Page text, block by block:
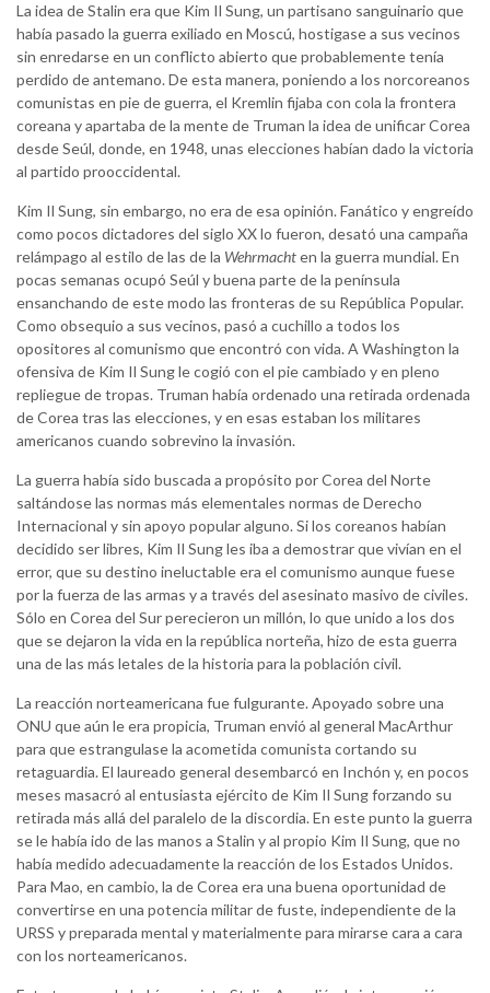
La idea de Stalin era que Kim Il Sung, un partisano sanguinario que
había pasado la guerra exiliado en Moscú, hostigase a sus vecinos
sin enredarse en un conflicto abierto que probablemente tenía
perdido de antemano. De esta manera, poniendo a los norcoreanos
comunistas en pie de guerra, el Kremlin fijaba con cola la frontera
coreana y apartaba de la mente de Truman la idea de unificar Corea
desde Seúl, donde, en 1948, unas elecciones habían dado la victoria
al partido prooccidental.
Kim Il Sung, sin embargo, no era de esa opinión. Fanático y engreído
como pocos dictadores del siglo XX lo fueron, desató una campaña
relámpago al estilo de las de la Wehrmachten la guerra mundial. En
pocas semanas ocupó Seúl y buena parte de la península
ensanchando de este modo las fronteras de su República Popular.
Como obsequio a sus vecinos, pasó a cuchillo a todos los
opositores al comunismo que encontró con vida. A Washington la
ofensiva de Kim Il Sung le cogió con el pie cambiado y en pleno
repliegue de tropas. Truman había ordenado una retirada ordenada
de Corea tras las elecciones, y en esas estaban los militares
americanos cuando sobrevino la invasión.
La guerra había sido buscada a propósito por Corea del Norte
saltándose las normas más elementales normas de Derecho
Internacional y sin apoyo popular alguno. Si los coreanos habían
decidido ser libres, Kim Il Sung les iba a demostrar que vivían en el
error, que su destino ineluctable era el comunismo aunque fuese
por la fuerza de las armas y a través del asesinato masivo de civiles.
Sólo en Corea del Sur perecieron un millón, lo que unido a los dos
que se dejaron la vida en la república norteña, hizo de esta guerra
una de las más letales de la historia para la población civil.
La reacción norteamericana fue fulgurante. Apoyado sobre una
ONU que aún le era propicia, Truman envió al general MacArthur
para que estrangulase la acometida comunista cortando su
retaguardia. El laureado general desembarcó en Inchón y, en pocos
meses masacró al entusiasta ejército de Kim Il Sung forzando su
retirada más allá del paralelo de la discordia. En este punto la guerra
se le había ido de las manos a Stalin y al propio Kim Il Sung, que no
había medido adecuadamente la reacción de los Estados Unidos.
Para Mao, en cambio, la de Corea era una buena oportunidad de
convertirse en una potencia militar de fuste, independiente de la
URSS y preparada mental y materialmente para mirarse cara a cara
con los norteamericanos.